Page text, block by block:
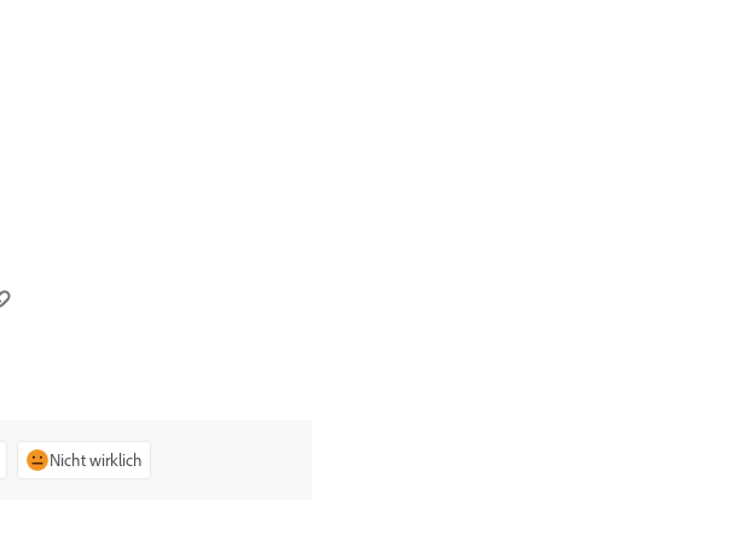
Nicht wirklich